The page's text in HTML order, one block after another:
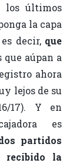
los últimos
la capa
decir, que
que aúpan a
ahora
lejos de su
17). Y en
es
partidos
recibido la